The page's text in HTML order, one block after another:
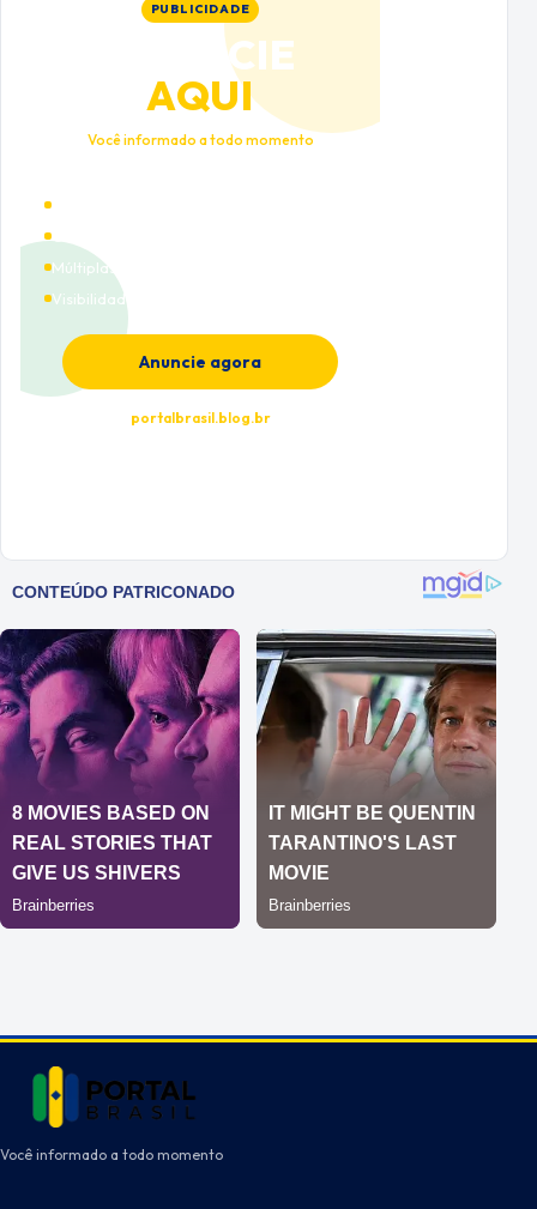
PUBLICIDADE
ANUNCIE
AQUI
Você informado a todo momento
Múltiplas categorias
Visibilidade premium
Anuncie agora
portalbrasil.blog.br
Você informado a todo momento